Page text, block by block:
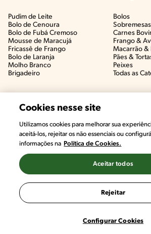
Pudim de Leite
Bolo de Cenoura
Bolo de Fubá Cremoso
Mousse de Maracujá
Fricassê de Frango
Bolo de Laranja
Molho Branco
Brigadeiro
Bolos
Sobremesas
Carnes
Frango &
Macarrão &
Pães &
Peixes
Todas as
Cookies nesse site
Utilizamos cookies para melhorar sua
aceitá-los, rejeitar os não essenciais ou
informações na Política de Cookies.
Configurar Cookies
Rejeitar
Aceitar todos